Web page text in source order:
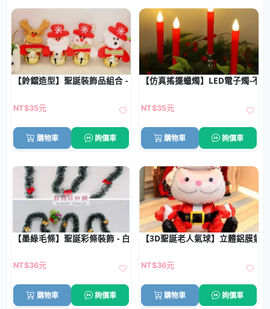
【鈴鐺造型】聖誕裝飾品組合 - 聖誕老人雪人麋鹿節日贈品
NT$35元
購物車 詢價車
【仿真搖擺蠟燭】LED電子燭-不
NT$35元
購物車 詢價車
【墨綠毛條】聖誕彩條裝飾 - 白邊蝴蝶結聖誕樹毛條
NT$36元
購物車 詢價車
【3D聖誕老人氣球】立體鋁膜氣
NT$36元
購物車 詢價車